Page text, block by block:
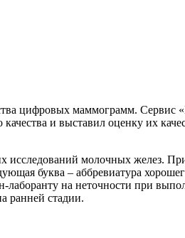
цифровых маммограмм. Сервис
и выставил оценку их
исследований молочных желез.
буква – аббревиатура
лаборанту на неточности при
ранней стадии.